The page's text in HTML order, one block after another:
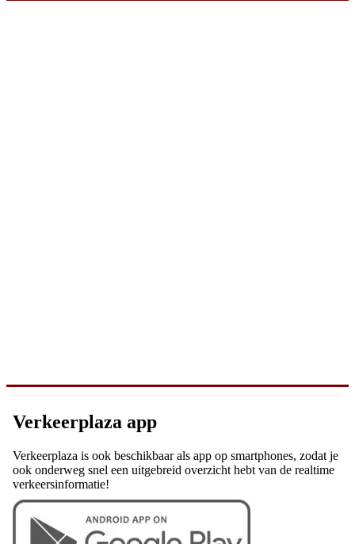
Verkeerplaza app
Verkeerplaza is ook beschikbaar als app op smartphones, zodat je
ook onderweg snel een uitgebreid overzicht hebt van de realtime
verkeersinformatie!